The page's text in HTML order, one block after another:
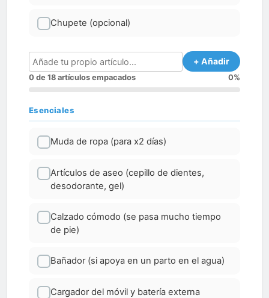
Chupete (opcional)
+ Añadir
0 de 18 artículos empacados 0%
Esenciales
Muda de ropa (para x2 días)
Artículos de aseo (cepillo de dientes,
desodorante, gel)
Calzado cómodo (se pasa mucho tiempo
de pie)
Bañador (si apoya en un parto en el agua)
Cargador del móvil y batería externa